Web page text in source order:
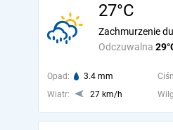
27°C
Odczuwalna
Zachmurzenie
Opad: 3.4 mm
Wiatr:
27 km/h